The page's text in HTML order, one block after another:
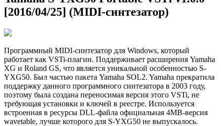
[2016/04/25] (MIDI-синтезатор)
Программный MIDI-синтезатор для Windows, который
работает как VSTi-плагин. Поддерживает расширения Yamaha
XG и Roland GS, что является уникальной особенностью S-
YXG50. Был частью пакета Yamaha SOL2. Yamaha прекратила
поддержку данного программного синтезатора в 2003 году,
поэтому была создана переносимая версия этого VSTi, не
требующая установки и ключей в реестре. Используется
встроенная в ресурсы DLL-файла официальная 4MB-версия
wavetable, лучше которого для S-YXG50 не выпускалось.